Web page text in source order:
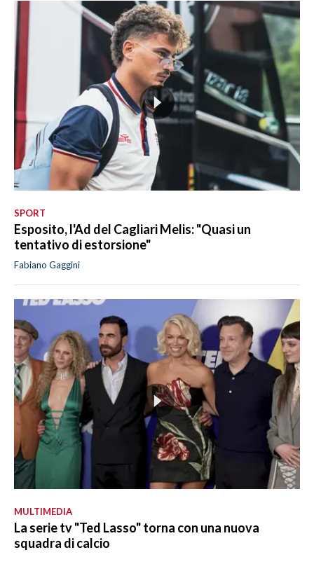
SPORT
Esposito, l'Ad del Cagliari Melis: "Quasi un
tentativo di estorsione"
Fabiano Gaggini
MULTIMEDIA
La serie tv "Ted Lasso" torna con una nuova
squadra di calcio